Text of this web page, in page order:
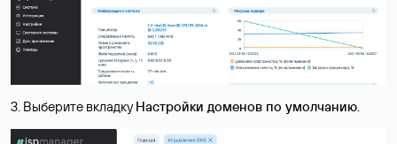
3. Выберите вкладкуНастройки доменов по умолчанию.